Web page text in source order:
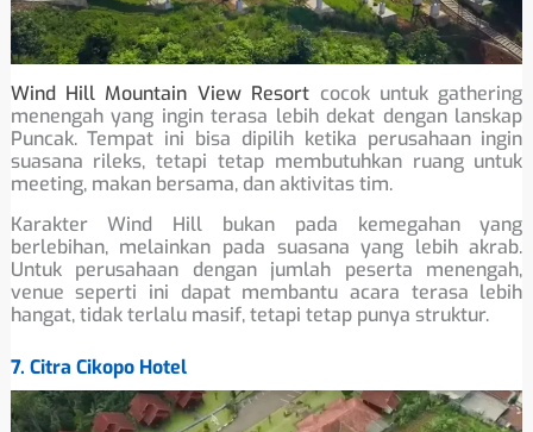
Wind Hill Mountain View Resort cocok untuk gathering
menengah yang ingin terasa lebih dekat dengan lanskap
Puncak. Tempat ini bisa dipilih ketika perusahaan ingin
suasana rileks, tetapi tetap membutuhkan ruang untuk
meeting, makan bersama, dan aktivitas tim.
Karakter Wind Hill bukan pada kemegahan yang
berlebihan, melainkan pada suasana yang lebih akrab.
Untuk perusahaan dengan jumlah peserta menengah,
venue seperti ini dapat membantu acara terasa lebih
hangat, tidak terlalu masif, tetapi tetap punya struktur.
7. Citra Cikopo Hotel